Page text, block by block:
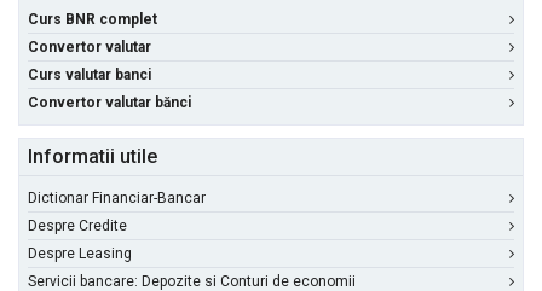
Curs BNR complet
Convertor valutar
Curs valutar banci
Convertor valutar bănci
Informatii utile
Dictionar Financiar-Bancar
Despre Credite
Despre Leasing
Servicii bancare: Depozite si Conturi de economii